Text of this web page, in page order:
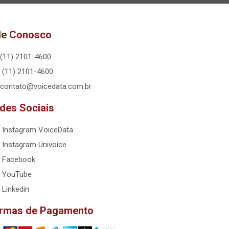
Conosco
(11) 2101-4600
(11) 2101-4600
contato@voicedata.com.br
Sociais
Instagram VoiceData
Instagram Univoice
Facebook
YouTube
Linkedin
de Pagamento